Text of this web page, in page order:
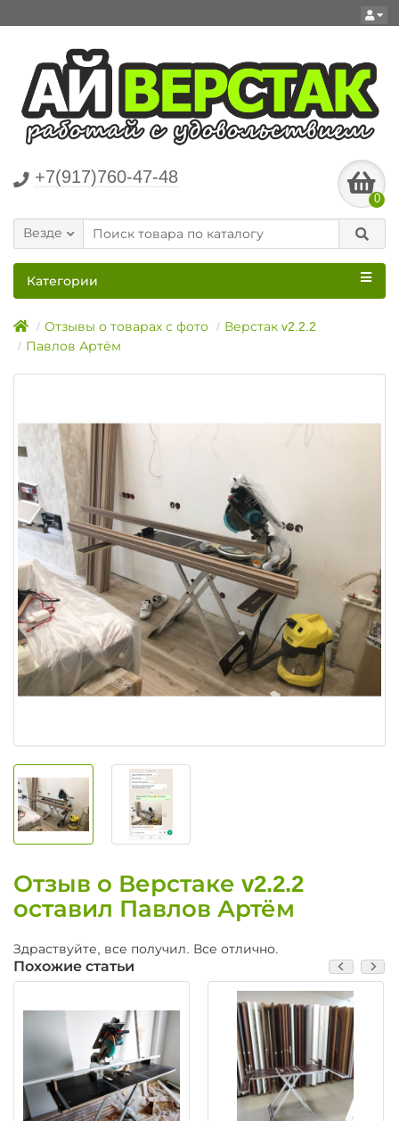
+7(917)760-47-48
0
Везде
Категории
Отзывы о товарах с фото
Верстак v2.2.2
Павлов Артём
Отзыв о Верстаке v2.2.2
оставил Павлов Артём
Здраствуйте, все получил. Все отлично.
Похожие статьи